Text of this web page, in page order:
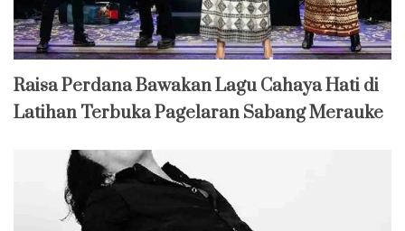
Raisa Perdana Bawakan Lagu Cahaya Hati di
Latihan Terbuka Pagelaran Sabang Merauke